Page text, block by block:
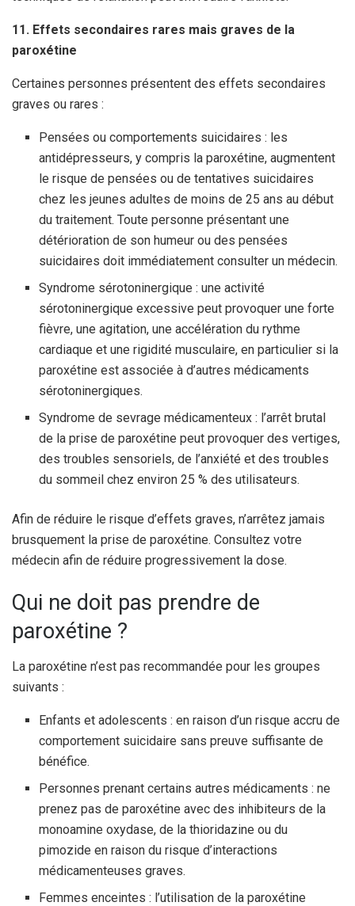
11. Effets secondaires rares mais graves de la
paroxétine
Certaines personnes présentent des effets secondaires
graves ou rares :
Pensées ou comportements suicidaires : les
antidépresseurs, y compris la paroxétine, augmentent
le risque de pensées ou de tentatives suicidaires
chez les jeunes adultes de moins de 25 ans au début
du traitement. Toute personne présentant une
détérioration de son humeur ou des pensées
suicidaires doit immédiatement consulter un médecin.
Syndrome sérotoninergique : une activité
sérotoninergique excessive peut provoquer une forte
fièvre, une agitation, une accélération du rythme
cardiaque et une rigidité musculaire, en particulier si la
paroxétine est associée à d’autres médicaments
sérotoninergiques.
Syndrome de sevrage médicamenteux : l’arrêt brutal
de la prise de paroxétine peut provoquer des vertiges,
des troubles sensoriels, de l’anxiété et des troubles
du sommeil chez environ 25 % des utilisateurs.
Afin de réduire le risque d’effets graves, n’arrêtez jamais
brusquement la prise de paroxétine. Consultez votre
médecin afin de réduire progressivement la dose.
Qui ne doit pas prendre de
paroxétine ?
La paroxétine n’est pas recommandée pour les groupes
suivants :
Enfants et adolescents : en raison d’un risque accru de
comportement suicidaire sans preuve suffisante de
bénéfice.
Personnes prenant certains autres médicaments : ne
prenez pas de paroxétine avec des inhibiteurs de la
monoamine oxydase, de la thioridazine ou du
pimozide en raison du risque d’interactions
médicamenteuses graves.
Femmes enceintes : l’utilisation de la paroxétine